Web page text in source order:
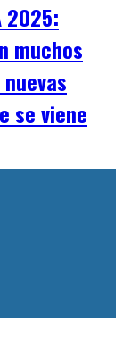
2025:
muchos
se viene